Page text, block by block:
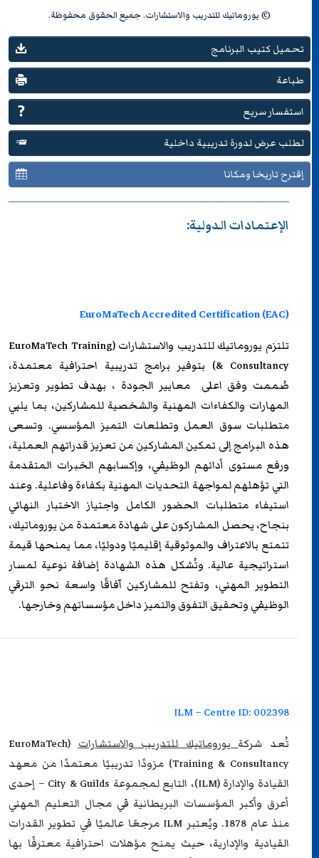
© يوروماتيك للتدريب والاستشارات. جميع الحقوق محفوظة.
تحميل كتيب البرنامج
طباعة
استفسار سريع
لطلب عرض لدورة تدريبية داخلية
إقترح تاريخا ومكانا
الإعتمادات الدولية:
EuroMaTech Accredited Certification (EAC)
تلتزميوروماتيك للتدريب
والاستشارات (EuroMaTech Training
& Consultancy) بتوفير برامج تدريبية احترافية معتمدة،
صُممت وفق اعلى معايير الجودة ، بهدف تطوير وتعزيز
المهارات والكفاءات المهنية والشخصية للمشاركين، بما يلبي
متطلبات سوق العمل وتطلعات التميز المؤسسي. وتسعى
هذه البرامج إلى تمكين المشاركين من تعزيز قدراتهم العملية،
ورفع مستوى أدائهم الوظيفي، وإكسابهم الخبرات المتقدمة
التي تؤهلهم لمواجهة التحديات المهنية بكفاءة وفاعلية. وعند
استيفاء متطلبات الحضور الكامل واجتياز الاختبار النهائي
بنجاح، يحصل المشاركون على شهادة معتمدة منيوروماتيك،
تتمتع بالاعتراف والموثوقية إقليميًا ودوليًا، مما يمنحها قيمة
استراتيجية عالية. وتُشكل هذه الشهادة إضافة نوعية لمسار
التطوير المهني، وتفتح للمشاركين آفاقًا واسعة نحو الترقي
الوظيفي وتحقيق التفوق والتميز داخل مؤسساتهم وخارجها.
ILM – Centre ID: 002398
تُعد شركة يوروماتيك للتدريب والاستشارات
(EuroMaTech
Training & Consultancy) مزودًا تدريبيًا معتمدًا من معهد
القيادة والإدارة (ILM)، التابع لمجموعة City & Guilds – إحدى
أعرق وأكبر المؤسسات البريطانية في مجال التعليم المهني
منذ عام 1878. ويُعتبر ILM مرجعًا عالميًا في تطوير القدرات
القيادية والإدارية، حيث يمنح مؤهلات احترافية معترفًا بها